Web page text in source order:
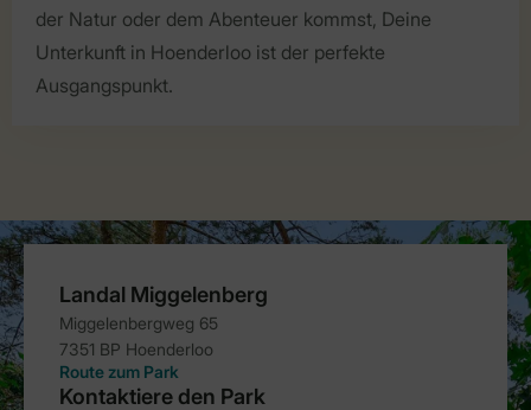
der Natur oder dem Abenteuer kommst, Deine
Unterkunft in Hoenderloo ist der perfekte
Ausgangspunkt.